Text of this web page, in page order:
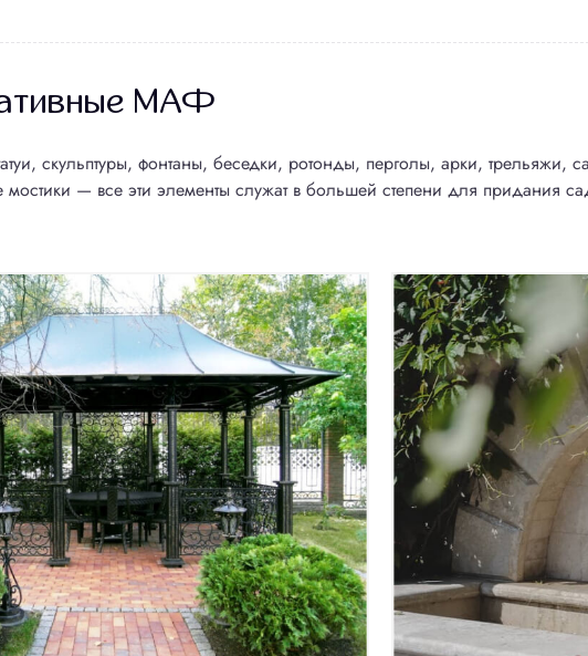
благоустройства
3D-Визуализация
Проект террас
общественных пространств
МАФ
скульптуры, фонтаны, беседки, ротонды, перголы, арки, трельяжи,
мостики — все эти элементы служат в большей степени для придания